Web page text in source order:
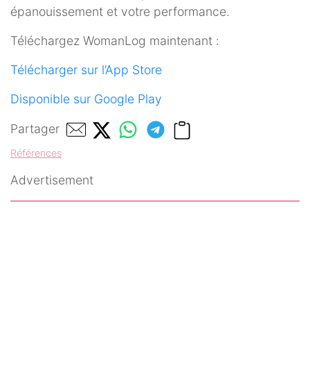
épanouissement et votre performance.
Téléchargez WomanLog maintenant :
Télécharger sur l’App Store
Disponible sur Google Play
Partager
Références
Advertisement